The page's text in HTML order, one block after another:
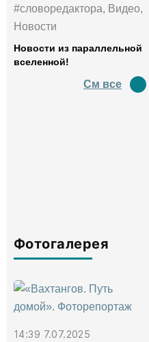
#словоредактора, Видео,
Новости
Новости из параллельной
вселенной!
См все
Фотогалерея
14:39 7.07.2025